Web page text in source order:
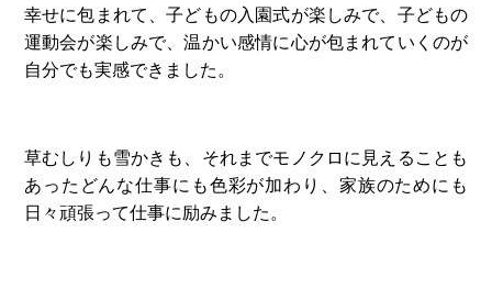
幸せに包まれて、子どもの入園式が楽しみで、子どもの
運動会が楽しみで、温かい感情に心が包まれていくのが
自分でも実感できました。
草むしりも雪かきも、それまでモノクロに見えることも
あったどんな仕事にも色彩が加わり、家族のためにも
日々頑張って仕事に励みました。